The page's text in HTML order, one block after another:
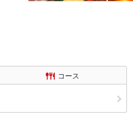
コース